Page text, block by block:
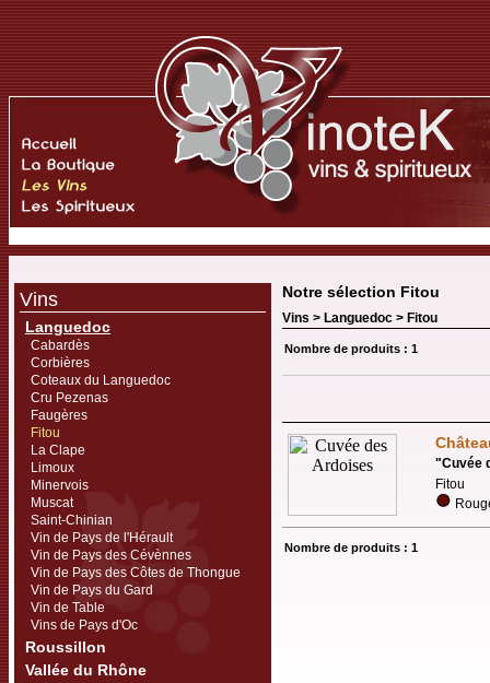
Vins
Languedoc
Cabardès
Corbières
Coteaux du Languedoc
Cru Pezenas
Faugères
Fitou
La Clape
Limoux
Minervois
Muscat
Saint-Chinian
Vin de Pays de l'Hérault
Vin de Pays des Cévènnes
Vin de Pays des Côtes de Thongue
Vin de Pays du Gard
Vin de Table
Vins de Pays d'Oc
Roussillon
Vallée du Rhône
Notre sélection Fitou
Vins > Languedoc > Fitou
Nombre de produits : 1
"Cuvée
Fitou
Nombre de produits : 1